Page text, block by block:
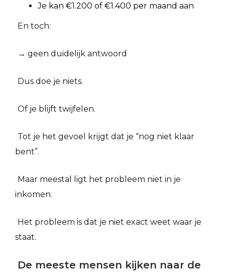
Je kan €1.200 of €1.400 per maand aan
En toch:
→ geen duidelijk antwoord
Dus doe je niets.
Of je blijft twijfelen.
Tot je het gevoel krijgt dat je “nog niet klaar
bent”.
Maar meestal ligt het probleem niet in je
inkomen.
Het probleem is dat je niet exact weet waar je
staat.
De meeste mensen kijken naar de